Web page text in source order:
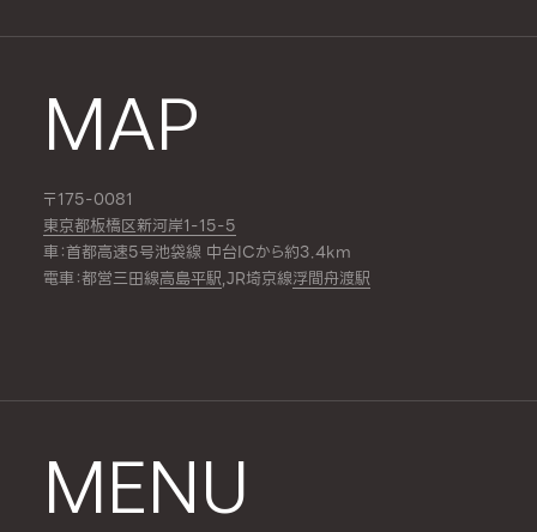
MAP
〒175-0081
東京都板橋区新河岸1-15-5
車：首都高速5号池袋線 中台ICから約3.4km
電車：都営三田線高島平駅,JR埼京線浮間舟渡駅
MENU